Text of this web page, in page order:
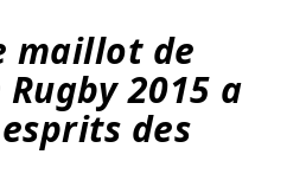
maillot de
2015 a
des